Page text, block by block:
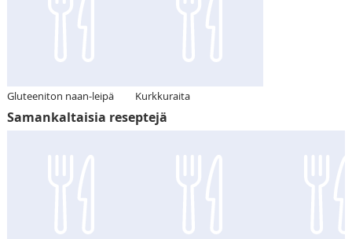
Gluteeniton naan-leipä Kurkkuraita
Samankaltaisia reseptejä